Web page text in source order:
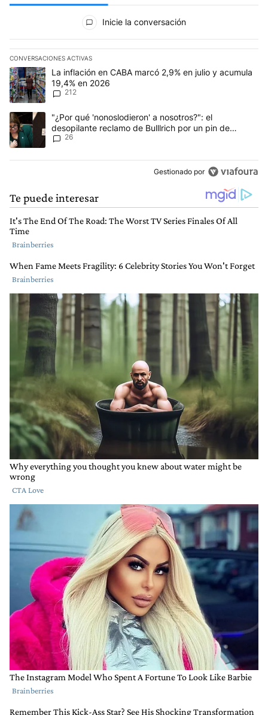
Inicie la conversación
CONVERSACIONES ACTIVAS
Este listado muestra los artículos con más comentarios en los
Un artículo de tendencia con el título "La inflación en CABA
La inflación en CABA marcó 2,9% en julio y acumula
19,4% en 2026
212
Un artículo de tendencia con el título ""¿Por qué 'nonoslodieron'
"¿Por qué 'nonoslodieron' a nosotros?": el
desopilante reclamo de Bulllrich por un pin de
Malvinas
26
Gestionado por